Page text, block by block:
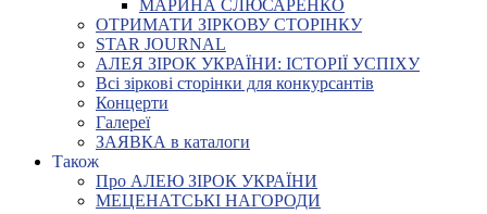
МАРИНА СЛЮСАРЕНКО
ОТРИМАТИ ЗІРКОВУ СТОРІНКУ
STAR JOURNAL
АЛЕЯ ЗІРОК УКРАЇНИ: ІСТОРІЇ УСПІХУ
Всі зіркові сторінки для конкурсантів
Концерти
Галереї
ЗАЯВКА в каталоги
Також
Про АЛЕЮ ЗІРОК УКРАЇНИ
МЕЦЕНАТСЬКІ НАГОРОДИ